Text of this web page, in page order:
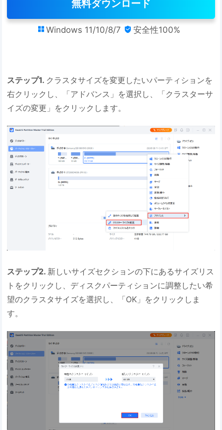
無料ダウンロード
 Windows 11/10/8/7  安全性100%
ステップ1. クラスタサイズを変更したいパーティションを
右クリックし、「アドバンス」を選択し、「クラスターサ
イズの変更」をクリックします。
ステップ2. 新しいサイズセクションの下にあるサイズリス
トをクリックし、ディスクパーティションに調整したい希
望のクラスタサイズを選択し、「OK」をクリックしま
す。